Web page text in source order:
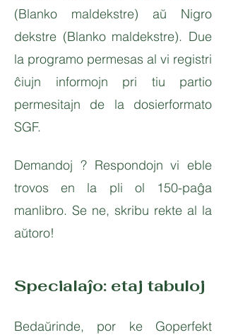
(Blanko maldekstre) aŭ Nigro
dekstre (Blanko maldekstre). Due
la programo permesas al vi registri
ĉiujn informojn pri tiu partio
permesitajn de la dosierformato
SGF.
Demandoj ? Respondojn vi eble
trovos en la pli ol 150-paĝa
manlibro. Se ne, skribu rekte al la
aŭtoro!
Specialaĵo: etaj tabuloj
Bedaŭrinde, por ke Goperfekt